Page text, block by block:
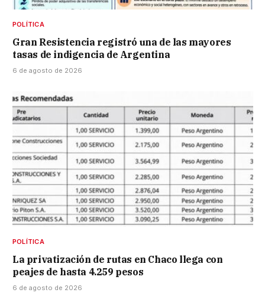
POLÍTICA
Gran Resistencia registró una de las mayores
tasas de indigencia de Argentina
6 de agosto de 2026
POLÍTICA
La privatización de rutas en Chaco llega con
peajes de hasta 4.259 pesos
6 de agosto de 2026